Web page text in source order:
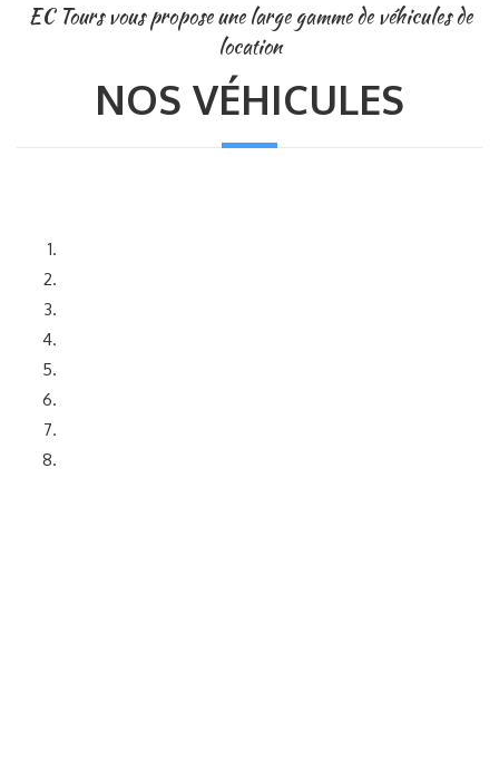
EC Tours vous propose une large gamme de véhicules de
location
NOS VÉHICULES